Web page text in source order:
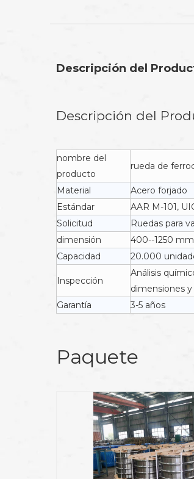
Descripción del
Descripción del
nombre del
producto
rueda de
Material
Acero forjado
Estándar
AAR M-101,
Solicitud
Ruedas para
dimensión
400--1250
Capacidad
20.000
Inspección
Análisis
dimensiones
Garantía
3-5 años
Paquete